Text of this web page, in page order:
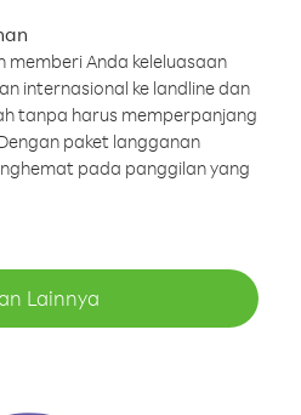
memberi Anda keleluasaan
internasional ke landline dan
tanpa harus memperpanjang
paket langganan
pada panggilan yang
Lainnya